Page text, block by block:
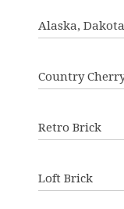
Alaska, Dakota
Country
Retro Brick
Loft Brick